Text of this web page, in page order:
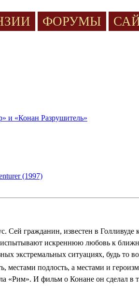
ФОРУМЫ
и «Конан Разрушитель»
(1997)
гражданин, известен в Голливуде
искреннюю любовь к
экстремальных ситуациях, будь то
местами подлость, а местами и
«Рим». И фильм о Конане он сделал в